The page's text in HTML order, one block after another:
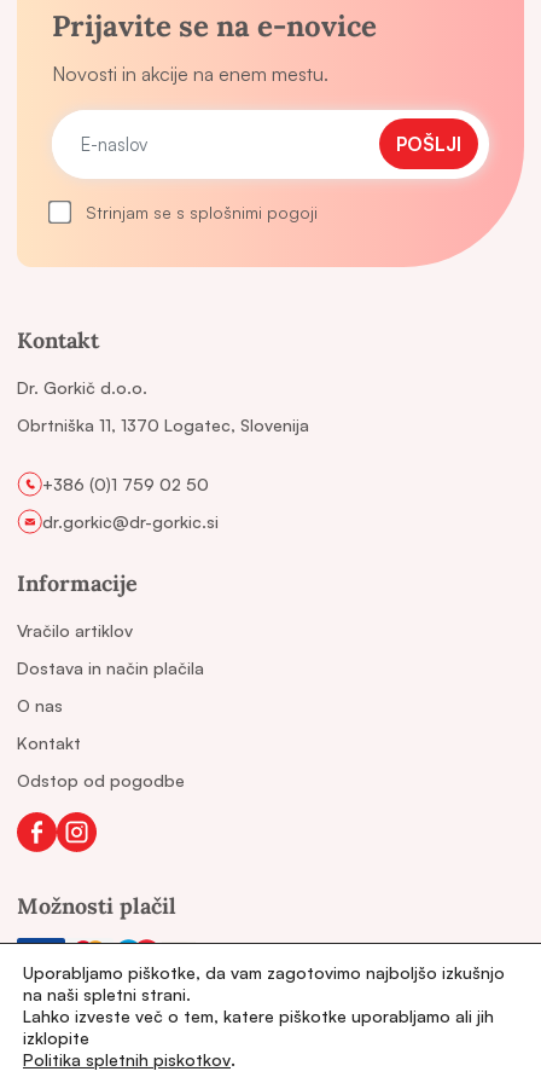
Kontakt
Dr. Gorkič d.o.o.
Obrtniška 11, 1370 Logatec, Slovenija
+386 (0)1 759 02 50
dr.gorkic@dr-gorkic.si
Informacije
Vračilo artiklov
Dostava in način plačila
O nas
Kontakt
Odstop od pogodbe
Možnosti plačil
Druge povezave
Prijavite se na e-novice
Novosti in akcije na enem mestu.
POŠLJI
Strinjam se s splošnimi pogoji
Uporabljamo piškotke, da vam zagotovimo najboljšo izkušnjo
na naši spletni strani.
Lahko izveste več o tem, katere piškotke uporabljamo ali jih
izklopite
Politika spletnih piskotkov.